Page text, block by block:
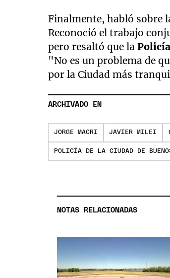
Finalmente, habló sobre
Reconoció el trabajo
pero resaltó que la
"No es un problema de
por la Ciudad más
ARCHIVADO EN
JORGE MACRI JAVIER MILEI
POLICÍA DE LA CIUDAD DE
NOTAS RELACIONADAS